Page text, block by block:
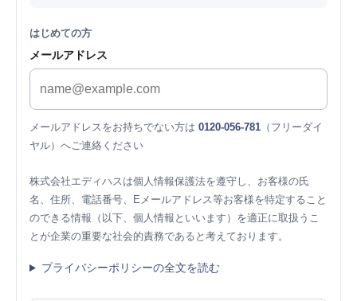
はじめての方
メールアドレス
メールアドレスをお持ちでない方は 0120-056-781 （フリーダイ
ヤル）へご連絡ください
株式会社エディハスは個人情報保護法を遵守し、お客様の氏
名、住所、電話番号、Eメールアドレス等お客様を特定すること
のできる情報（以下、個人情報といいます）を適正に取扱うこ
とが企業の重要な社会的責務であると考えております。
プライバシーポリシーの全文を読む